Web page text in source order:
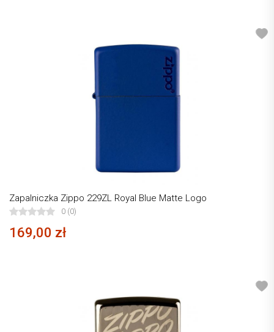
Zapalniczka Zippo 229ZL Royal Blue Matte Logo
0 (0)
169,00 zł